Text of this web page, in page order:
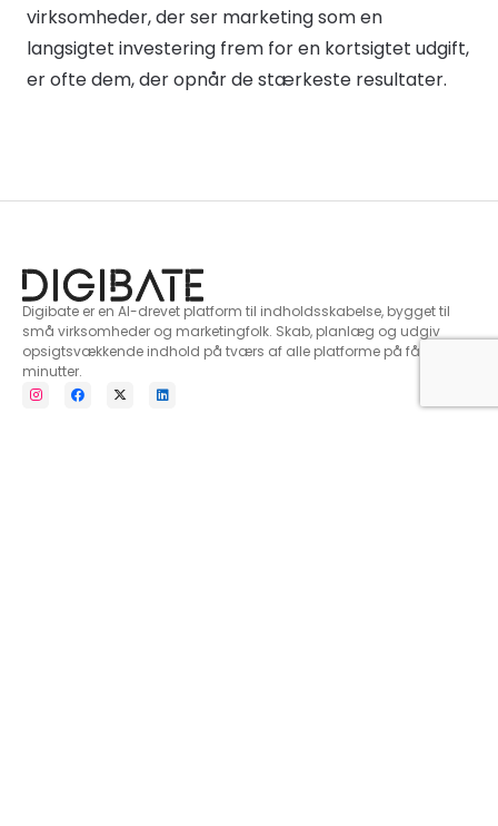
virksomheder, der ser marketing som en
langsigtet investering frem for en kortsigtet udgift,
er ofte dem, der opnår de stærkeste resultater.
Digibate er en AI-drevet platform til indholdsskabelse, bygget til
små virksomheder og marketingfolk. Skab, planlæg og udgiv
opsigtsvækkende indhold på tværs af alle platforme på få
minutter.